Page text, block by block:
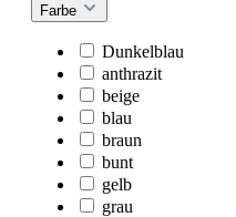
Farbe
Dunkelblau
anthrazit
beige
blau
braun
bunt
gelb
grau